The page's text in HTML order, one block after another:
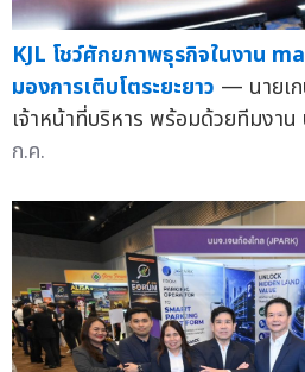
KJL โชว์ศักยภาพธุรกิจในงาน
มองการเติบโตระยะยาว — นายเก
เจ้าหน้าที่บริหาร พร้อมด้วยทีมงา
ก.ค.